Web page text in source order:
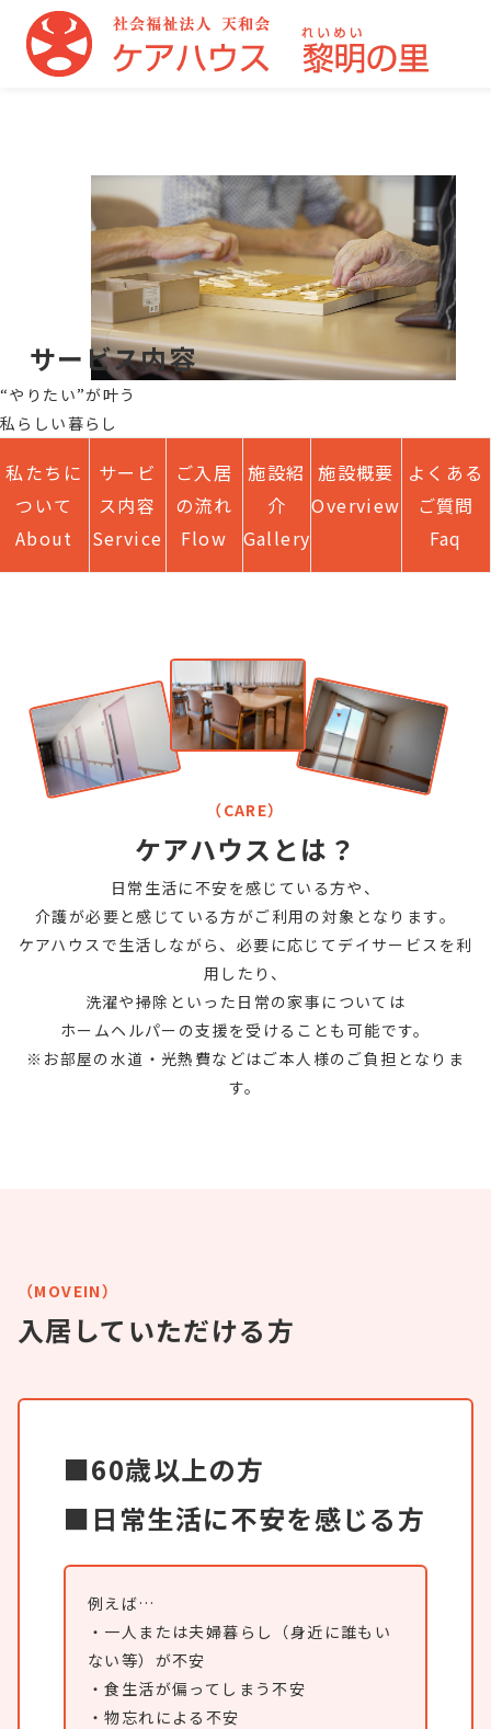
サービス内容
“や り た い”が叶う
私 ら し い暮ら し
私たちに
ついて
About
サービ
ス内容
Service
ご入居
の流れ
Flow
施設紹
介
Gallery
施設概要
Overview
よくある
ご質問
Faq
＞ サービス内容
（CARE）
ケアハウスとは？
日常生活に不安を感じている方や、
介護が必要と感じている方がご利用の対象となります。
ケアハウスで生活しながら、必要に応じてデイサービスを利
用したり、
洗濯や掃除といった日常の家事については
ホームヘルパーの支援を受けることも可能です。
※お部屋の水道・光熱費などはご本人様のご負担となりま
す。
（MOVEIN）
入居していただける方
■60歳以上の方
■日常生活に不安を感じる方
例えば…
・一人または夫婦暮らし（身近に誰もい
ない等）が不安
・食生活が偏ってしまう不安
・物忘れによる不安